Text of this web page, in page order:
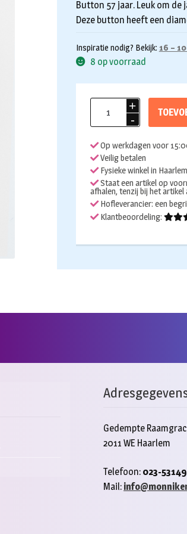
Button 57 jaar. Leuk om de
Deze button heeft een
Inspiratie nodig? Bekijk: 16 –
8 op voorraad
aantal
Op werkdagen voor
Veilig betalen
Fysieke winkel in Haarlem
Staat een artikel op
afhalen, tenzij bij het artikel
Hofleverancier: een
Klantbeoordeling:
Gedempte
2011 WE Haarlem
Telefoon: 023-
Mail: